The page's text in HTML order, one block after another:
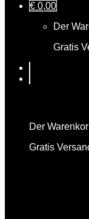
€ 0,00
Der
Gratis
Der
Gratis